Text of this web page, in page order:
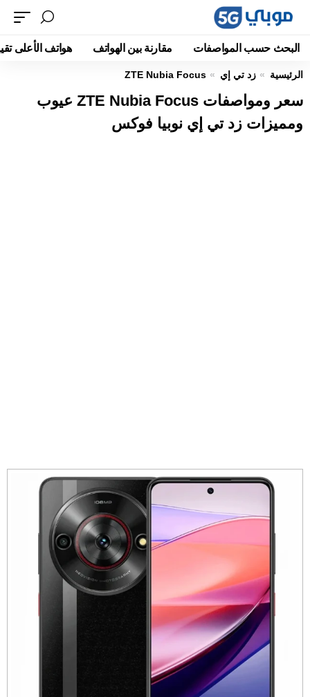
البحث حسب المواصفات مقارنة بين الهواتف هواتف الأعلى
الرئيسية زد تي إي ZTE Nubia Focus
سعر ومواصفات ZTE Nubia Focus عيوب
ومميزات زد تي إي نوبيا فوكس